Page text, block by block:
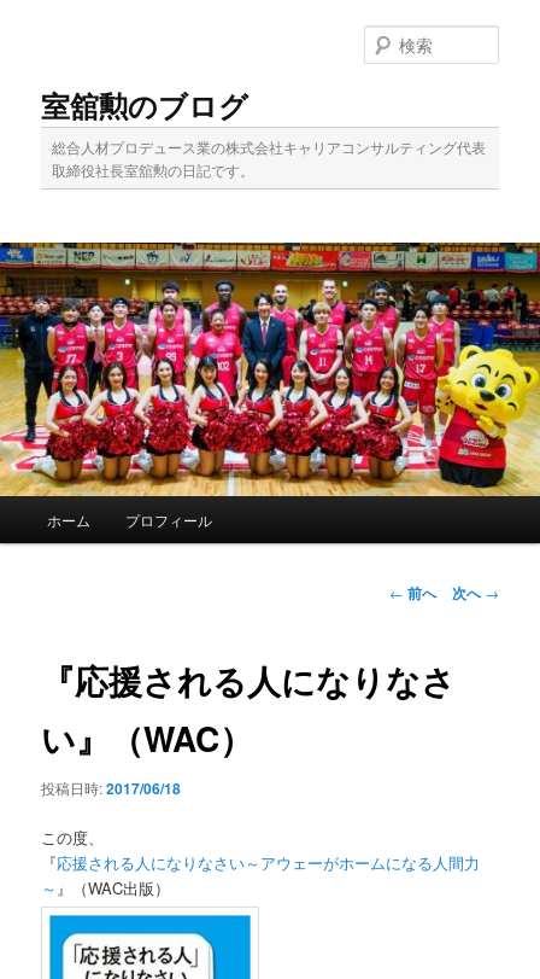
移
動
室舘勲のブログ
総合人材プロデュース業の株式会社キャリアコンサルティング代表
取締役社長室舘勲の日記です。
索
ホーム プロフィール
投
ビ
ゲ
← 前へ 次へ→
『応援される人になりなさ
い』（WAC）
投稿日時:2017/06/18
この度、
『応援される人になりなさい～アウェーがホームになる人間力
～ 』（WAC出版）